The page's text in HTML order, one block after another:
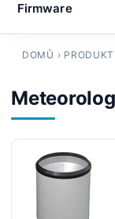
DOMŮ ›
Firmware